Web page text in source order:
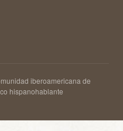
iberoamericana de
hispanohablante